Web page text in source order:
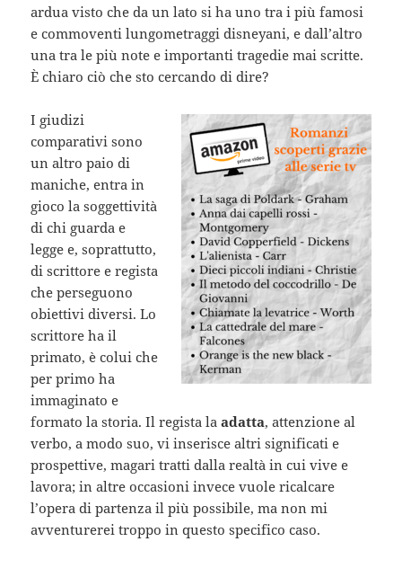
ardua visto che da un lato si ha uno tra i più famosi
e commoventi lungometraggi disneyani, e dall’altro
una tra le più note e importanti tragedie mai scritte.
È chiaro ciò che sto cercando di dire?
I giudizi
comparativi sono
un altro paio di
maniche, entra in
gioco la soggettività
di chi guarda e
legge e, soprattutto,
di scrittore e regista
che perseguono
obiettivi diversi. Lo
scrittore ha il
primato, è colui che
per primo ha
immaginato e
formato la storia. Il regista laadatta, attenzione al
verbo, a modo suo, vi inserisce altri significati e
prospettive, magari tratti dalla realtà in cui vive e
lavora; in altre occasioni invece vuole ricalcare
l’opera di partenza il più possibile, ma non mi
avventurerei troppo in questo specifico caso.